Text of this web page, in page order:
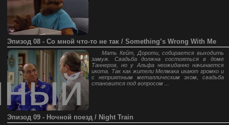
Эпизод 08 - Со мной что-то не так / Something’s Wrong With Me
Мать Кейт, Дороти, собирается выходить
замуж. Свадьба должна состояться в доме
Таннеров, но у Альфа неожиданно начинается
икота. Так как жители Мелмака икают громко и
с неприятным металлическим эхом, свадьба
становится под вопросом ...
Эпизод 09 - Ночной поезд / Night Train